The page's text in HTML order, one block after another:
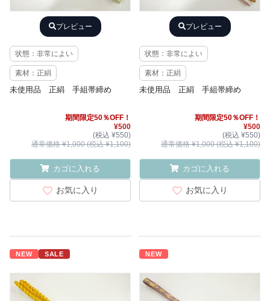
プレビュー
状態：非常によい
素材：正絹
未使用品 正絹 手組帯締め
期間限定50％OFF！
¥500
(税込 ¥550)
通常価格 ¥1,000 (税込 ¥1,100)
カゴに入れる
お気に入り
プレビュー
状態：非常によい
素材：正絹
未使用品 正絹 手組帯締め
期間限定50％OFF！
¥500
(税込 ¥550)
通常価格 ¥1,000 (税込 ¥1,100)
カゴに入れる
お気に入り
NEW SALE NEW